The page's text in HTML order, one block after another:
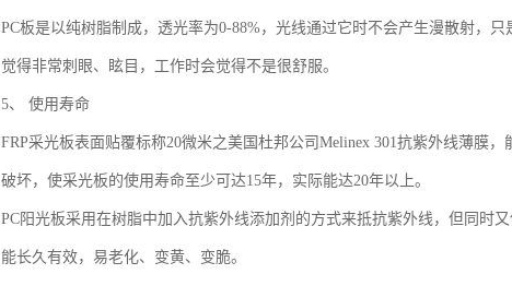
PC板是以纯树脂制成，透光率为0-88%，光线通过它时不会产生漫散射，
觉得非常刺眼、眩目，工作时会觉得不是很舒服。
5、 使用寿命
FRP采光板表面贴覆标称20微米之美国杜邦公司Melinex 301抗紫外线薄膜
破坏，使采光板的使用寿命至少可达15年，实际能达20年以上。
PC阳光板采用在树脂中加入抗紫外线添加剂的方式来抵抗紫外线，但同时
能长久有效，易老化、变黄、变脆。